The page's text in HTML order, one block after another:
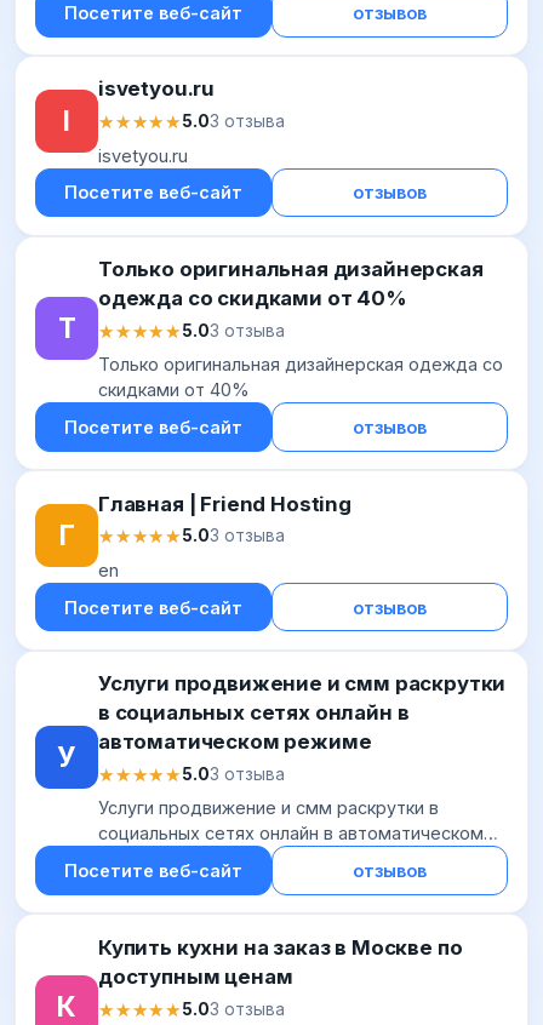
Посетите веб-сайт
отзывов
I
isvetyou.ru
★★★★★
★★★★★5.03 отзыва
isvetyou.ru
Посетите веб-сайт
отзывов
Т
Только оригинальная дизайнерская
одежда со скидками от 40%
★★★★★
★★★★★5.03 отзыва
Только оригинальная дизайнерская одежда со
скидками от 40%
Посетите веб-сайт
отзывов
Г
Главная | Friend Hosting
★★★★★
★★★★★5.03 отзыва
en
Посетите веб-сайт
отзывов
У
Услуги продвижение и смм раскрутки
в социальных сетях онлайн в
автоматическом режиме
★★★★★
★★★★★5.03 отзыва
Услуги продвижение и смм раскрутки в
социальных сетях онлайн в автоматическом
Посетите веб-сайт отзывов
К
Купить кухни на заказ в Москве по
доступным ценам
★★★★★
★★★★★5.03 отзыва